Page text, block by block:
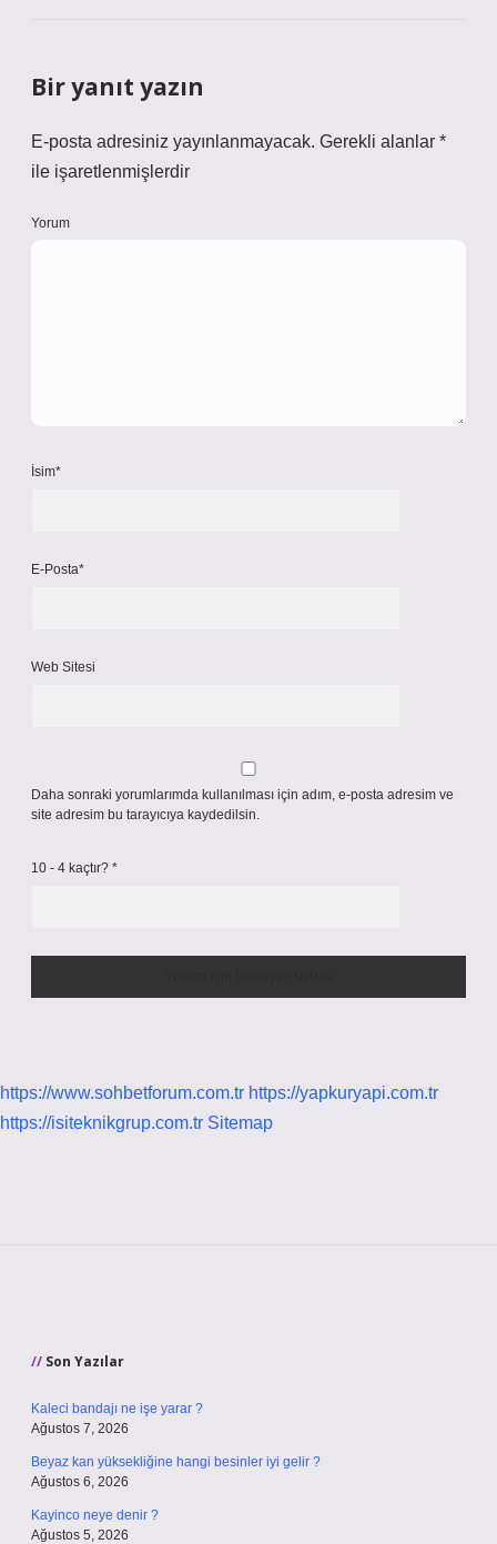
Bir yanıt yazın
E-posta adresiniz yayınlanmayacak. Gerekli alanlar *
ile işaretlenmişlerdir
Yorum
İsim*
E-Posta*
Web Sitesi
Daha sonraki yorumlarımda kullanılması için adım, e-posta adresim ve
site adresim bu tarayıcıya kaydedilsin.
10 - 4 kaçtır? *
https://www.sohbetforum.com.tr https://yapkuryapi.com.tr
https://isiteknikgrup.com.tr Sitemap
Son Yazılar
Kaleci bandajı ne işe yarar ?
Ağustos 7, 2026
Beyaz kan yüksekliğine hangi besinler iyi gelir ?
Ağustos 6, 2026
Kayinco neye denir ?
Ağustos 5, 2026